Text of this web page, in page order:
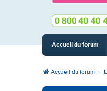
Accueil du forum
Accueil du forum